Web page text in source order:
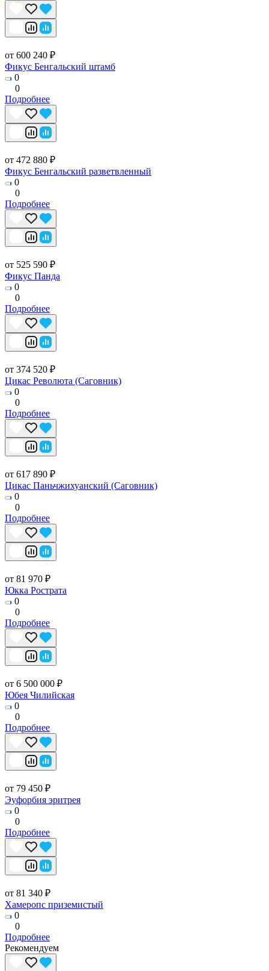
от 600 240 ₽
Фикус Бенгальский штамб
0
0
Подробнее
от 472 880 ₽
Фикус Бенгальский разветвленный
0
0
Подробнее
от 525 590 ₽
Фикус Панда
0
0
Подробнее
от 374 520 ₽
Цикас Революта (Саговник)
0
0
Подробнее
от 617 890 ₽
Цикас Паньчжихуанский (Саговник)
0
0
Подробнее
от 81 970 ₽
Юкка Рострата
0
0
Подробнее
от 6 500 000 ₽
Юбея Чилийская
0
0
Подробнее
от 79 450 ₽
Эуфорбия эритрея
0
0
Подробнее
от 81 340 ₽
Хамеропс приземистый
0
0
Подробнее
Рекомендуем